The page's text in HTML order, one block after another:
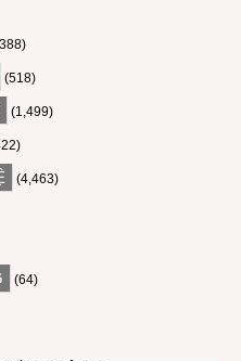
(518)
(1,499)
(4,463)
(64)